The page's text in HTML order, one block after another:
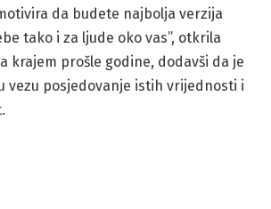
da budete najbolja verzija
tako i za ljude oko vas”, otkrila
krajem prošle godine, dodavši da je
vezu posjedovanje istih vrijednosti i